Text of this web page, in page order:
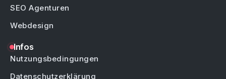
SEO Agenturen
Webdesign
Infos
Nutzungsbedingungen
Datenschutzerklärung